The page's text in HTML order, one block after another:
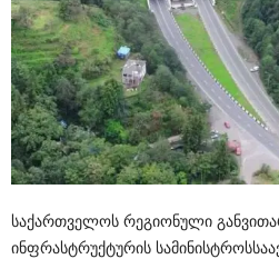
საქართველოს რეგიონული
ინფრასტრუქტურის სამინისტროს